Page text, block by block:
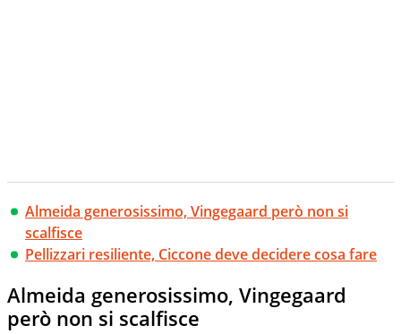
Almeida generosissimo, Vingegaard però non si
scalfisce
Pellizzari resiliente, Ciccone deve decidere cosa fare
Almeida generosissimo, Vingegaard
però non si scalfisce